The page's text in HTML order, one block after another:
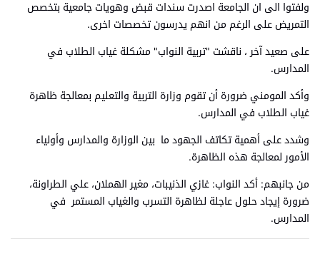
ولفتوا الى ان الجامعة اصدرت سندات قبض وهويات جامعية بتخصص
التمريض على الرغم من انهم يدرسون تخصصات اخرى.
على صعيد آخر ، ناقشت "تربية النواب" مشكلة غياب الطلاب في
المدارس.
وأكد المومني ضرورة أن تقوم وزارة التربية والتعليم بمعالجة ظاهرة
غياب الطلاب في المدارس.
وشدد على أهمية تكاتف الجهود ما بين الوزارة والمدارس وأولياء
الأمور لمعالجة هذه الظاهرة.
من جانبهم: أكد النواب: غازي الذنيبات، مغير الهملان، علي الطراونة،
ضرورة إيجاد حلول عاجلة لظاهرة التسرب والغياب المستمر في
المدارس.